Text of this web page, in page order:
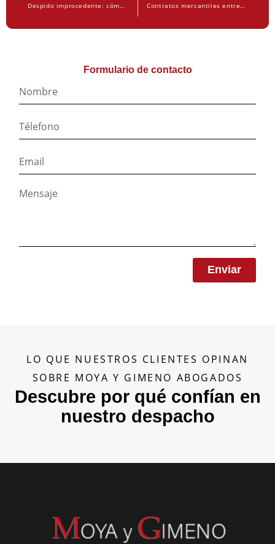
Despido improcedente: cómo calcular la indemnización paso a paso Contratos mercantiles entre autónomos y empresas: claves legales para evitar conflictos
Formulario de contacto
Enviar
LO QUE NUESTROS CLIENTES OPINAN
SOBRE MOYA Y GIMENO ABOGADOS
Descubre por qué confían en
nuestro despacho